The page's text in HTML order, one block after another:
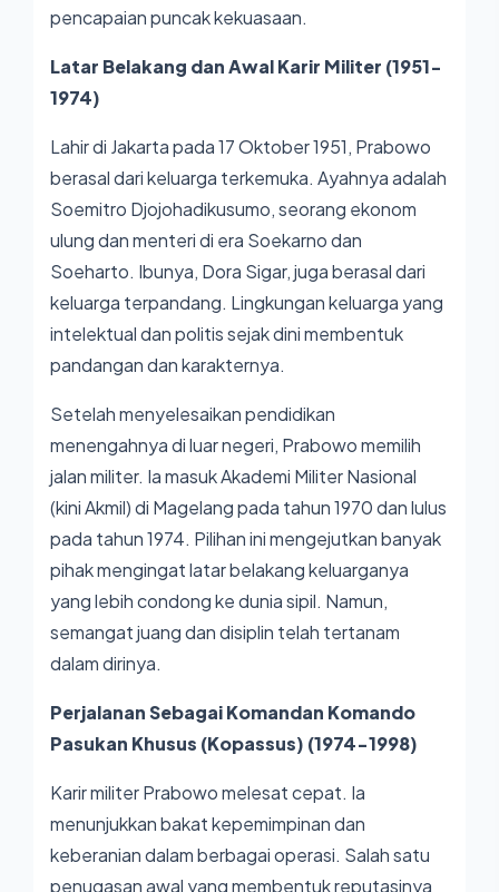
pencapaian puncak kekuasaan.
Latar Belakang dan Awal Karir Militer (1951-
1974)
Lahir di Jakarta pada 17 Oktober 1951, Prabowo
berasal dari keluarga terkemuka. Ayahnya adalah
Soemitro Djojohadikusumo, seorang ekonom
ulung dan menteri di era Soekarno dan
Soeharto. Ibunya, Dora Sigar, juga berasal dari
keluarga terpandang. Lingkungan keluarga yang
intelektual dan politis sejak dini membentuk
pandangan dan karakternya.
Setelah menyelesaikan pendidikan
menengahnya di luar negeri, Prabowo memilih
jalan militer. Ia masuk Akademi Militer Nasional
(kini Akmil) di Magelang pada tahun 1970 dan lulus
pada tahun 1974. Pilihan ini mengejutkan banyak
pihak mengingat latar belakang keluarganya
yang lebih condong ke dunia sipil. Namun,
semangat juang dan disiplin telah tertanam
dalam dirinya.
Perjalanan Sebagai Komandan Komando
Pasukan Khusus (Kopassus) (1974-1998)
Karir militer Prabowo melesat cepat. Ia
menunjukkan bakat kepemimpinan dan
keberanian dalam berbagai operasi. Salah satu
penugasan awal yang membentuk reputasinya